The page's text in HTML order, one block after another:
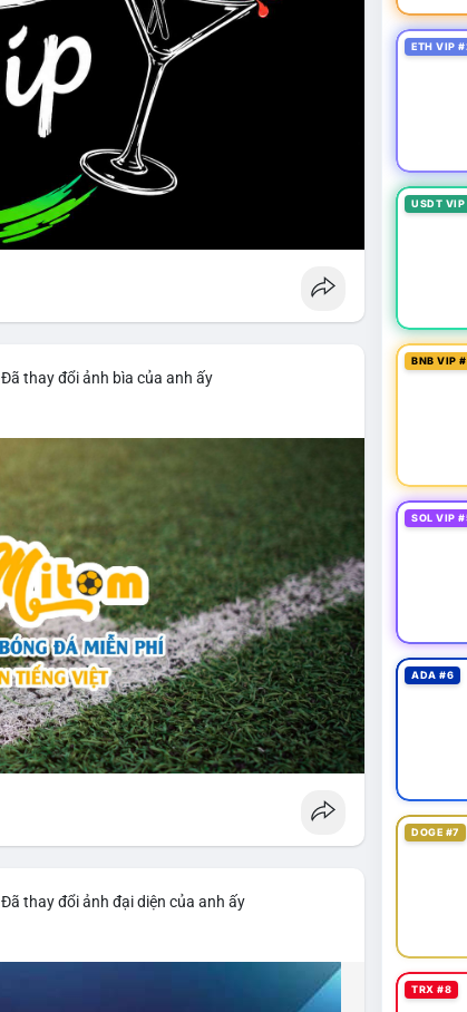
Đã thay đổi ảnh bìa của anh ấy
Đã thay đổi ảnh đại diện của anh ấy
ETH VIP
USDT
BNB VIP
SOL VIP
ADA #6
DOGE #7
TRX #8